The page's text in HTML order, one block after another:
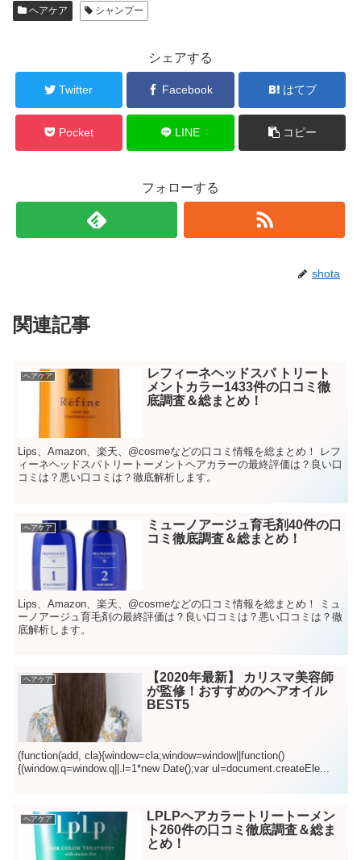
ヘアケア シャンプー
シェアする
Twitter Facebook はてブ
Pocket LINE コピー
フォローする
shota
関連記事
ヘアケア
レフィーネヘッドスパ トリート
メントカラー1433件の口コミ徹
底調査＆総まとめ！
Lips、Amazon、楽天、@cosmeなどの口コミ情報を総まとめ！ レフ
ィーネヘッドスパトリートーメントヘアカラーの最終評価は？良い口
コミは？悪い口コミは？徹底解析します。
ヘアケア
ミューノアージュ育毛剤40件の口
コミ徹底調査＆総まとめ！
Lips、Amazon、楽天、@cosmeなどの口コミ情報を総まとめ！ ミュ
ーノアージュ育毛剤の最終評価は？良い口コミは？悪い口コミは？徹
底解析します。
ヘアケア
【2020年最新】 カリスマ美容師
が監修！おすすめのヘアオイル
BEST5
(function(add, cla){window=cla;window=window||function()
{(window.q=window.q||.l=1*new Date();var ul=document.createEle...
ヘアケア
LPLPヘアカラートリートーメン
ト260件の口コミ徹底調査＆総ま
とめ！